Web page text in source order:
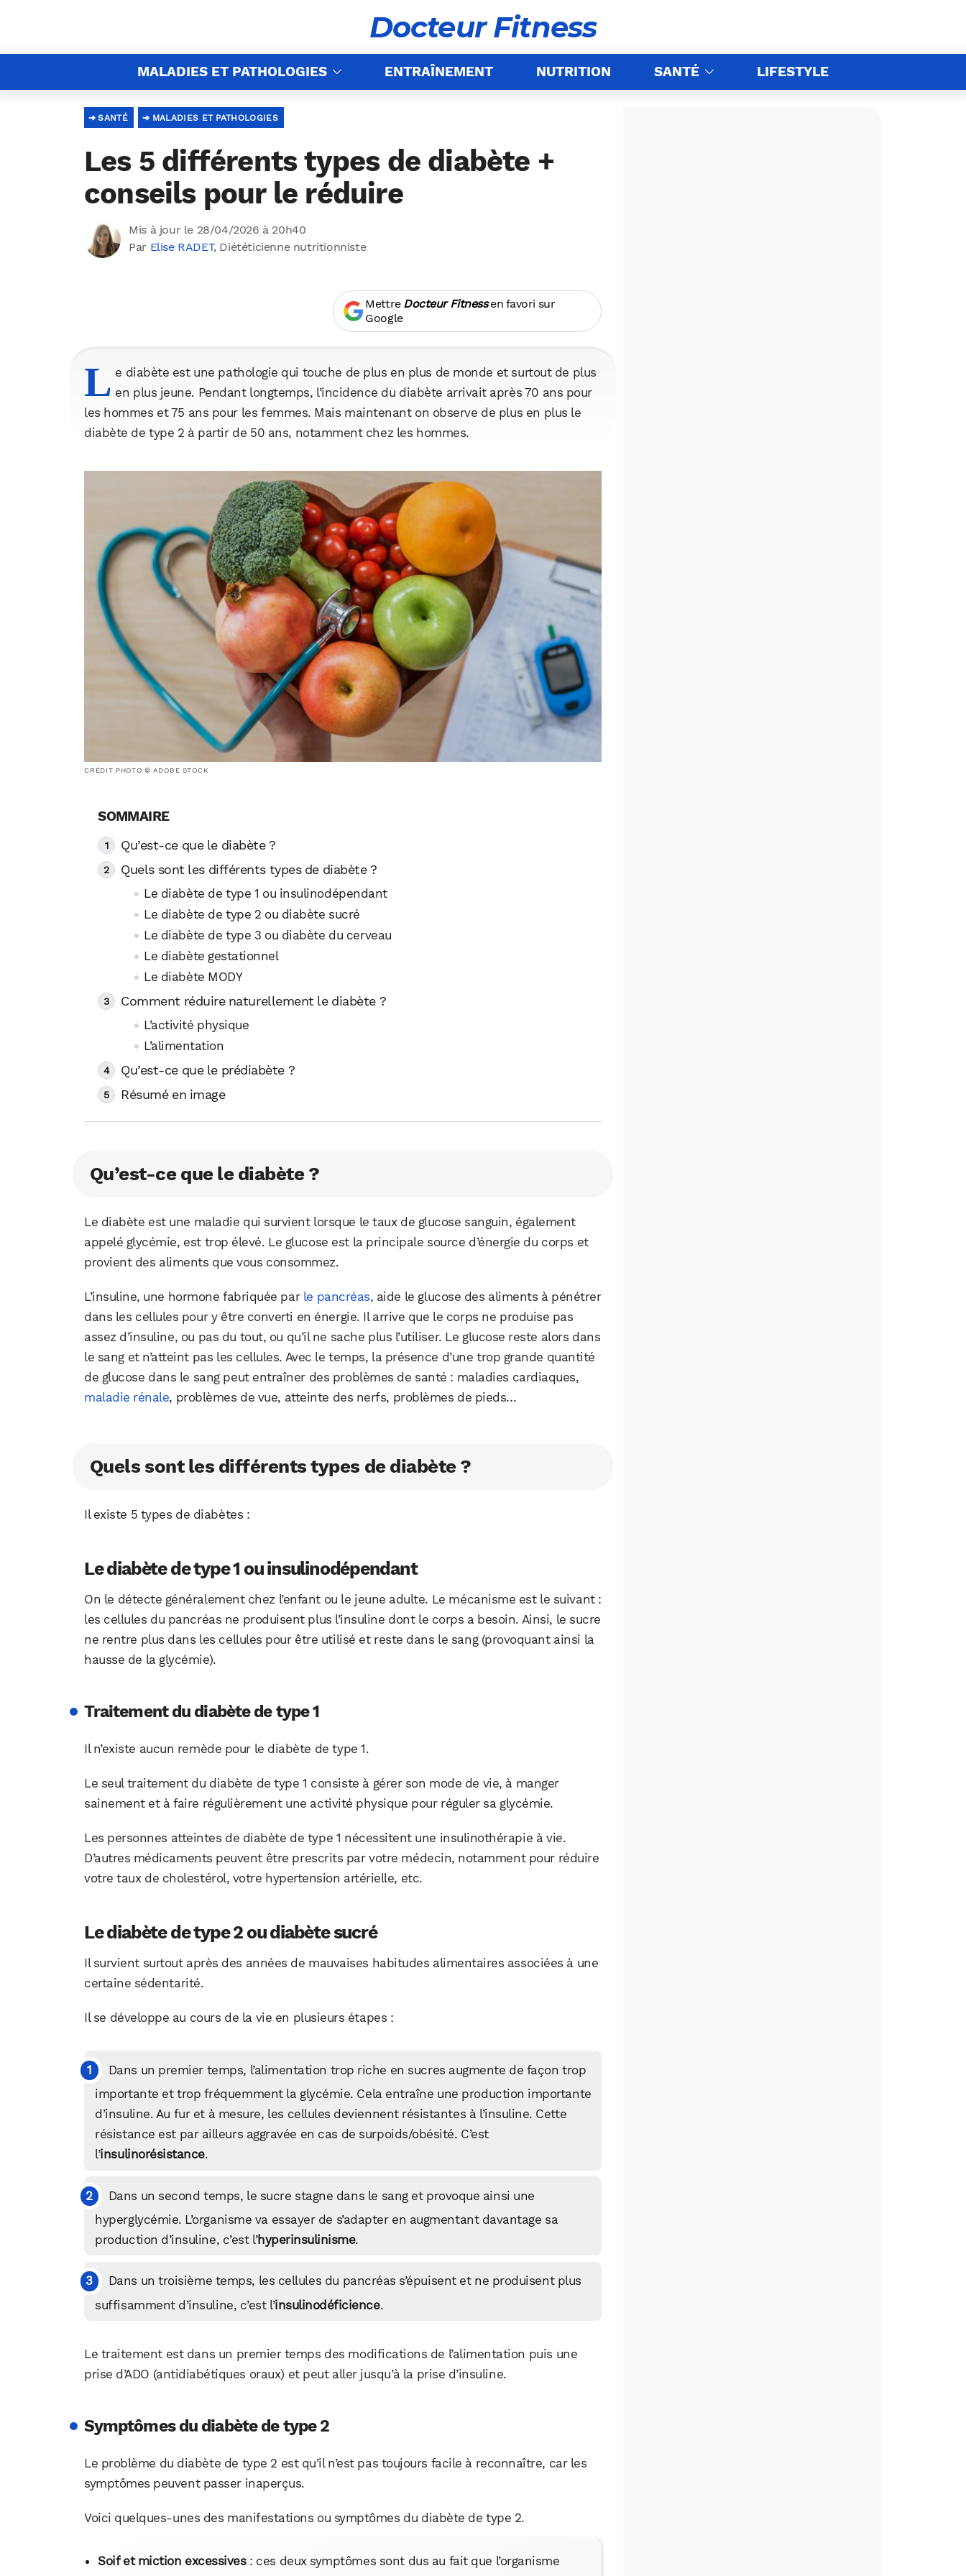
Docteur Fitness
MALADIES ET PATHOLOGIES ENTRAÎNEMENT NUTRITION SANTÉ LIFESTYLE
MALADIES ET PATHOLOGIES
SANTÉ
Les 5 différents types de diabète +
conseils pour le réduire
Mis à jour le 28/04/2026 à 20h40
Par Elise RADET, Diététicienne nutritionniste
Mettre Docteur Fitnessen favori sur
Google
L e diabète est une pathologie qui touche de plus en plus de monde et surtout de plus
en plus jeune. Pendant longtemps, l’incidence du diabète arrivait après 70 ans pour
les hommes et 75 ans pour les femmes. Mais maintenant on observe de plus en plus le
diabète de type 2 à partir de 50 ans, notamment chez les hommes.
CRÉDIT PHOTO © ADOBE STOCK
Qu’est-ce que le diabète ?
Quels sont les différents types de diabète ?
Le diabète de type 1 ou insulinodépendant
Le diabète de type 2 ou diabète sucré
Le diabète de type 3 ou diabète du cerveau
Le diabète gestationnel
Le diabète MODY
Comment réduire naturellement le diabète ?
L’activité physique
L’alimentation
Qu’est-ce que le prédiabète ?
Résumé en image
Qu’est-ce que le diabète ?
Le diabète est une maladie qui survient lorsque le taux de glucose sanguin, également
appelé glycémie, est trop élevé. Le glucose est la principale source d’énergie du corps et
provient des aliments que vous consommez.
L’insuline, une hormone fabriquée par le pancréas, aide le glucose des aliments à pénétrer
dans les cellules pour y être converti en énergie. Il arrive que le corps ne produise pas
assez d’insuline, ou pas du tout, ou qu’il ne sache plus l’utiliser. Le glucose reste alors dans
le sang et n’atteint pas les cellules. Avec le temps, la présence d’une trop grande quantité
de glucose dans le sang peut entraîner des problèmes de santé : maladies cardiaques,
maladie rénale, problèmes de vue, atteinte des nerfs, problèmes de pieds…
Quels sont les différents types de diabète ?
Il existe 5 types de diabètes :
Le diabète de type 1 ou insulinodépendant
On le détecte généralement chez l’enfant ou le jeune adulte. Le mécanisme est le suivant :
les cellules du pancréas ne produisent plus l’insuline dont le corps a besoin. Ainsi, le sucre
ne rentre plus dans les cellules pour être utilisé et reste dans le sang (provoquant ainsi la
hausse de la glycémie).
Traitement du diabète de type 1
Il n’existe aucun remède pour le diabète de type 1.
Le seul traitement du diabète de type 1 consiste à gérer son mode de vie, à manger
sainement et à faire régulièrement une activité physique pour réguler sa glycémie.
Les personnes atteintes de diabète de type 1 nécessitent une insulinothérapie à vie.
D’autres médicaments peuvent être prescrits par votre médecin, notamment pour réduire
votre taux de cholestérol, votre hypertension artérielle, etc.
Le diabète de type 2 ou diabète sucré
Il survient surtout après des années de mauvaises habitudes alimentaires associées à une
certaine sédentarité.
Il se développe au cours de la vie en plusieurs étapes :
Dans un premier temps, l’alimentation trop riche en sucres augmente de façon trop
importante et trop fréquemment la glycémie. Cela entraîne une production importante
d’insuline. Au fur et à mesure, les cellules deviennent résistantes à l’insuline. Cette
résistance est par ailleurs aggravée en cas de surpoids/obésité. C’est
l’insulinorésistance.
Dans un second temps, le sucre stagne dans le sang et provoque ainsi une
hyperglycémie. L’organisme va essayer de s’adapter en augmentant davantage sa
production d’insuline, c’est l’hyperinsulinisme.
Dans un troisième temps, les cellules du pancréas s’épuisent et ne produisent plus
suffisamment d’insuline, c’est l’insulinodéficience.
Le traitement est dans un premier temps des modifications de l’alimentation puis une
prise d’ADO (antidiabétiques oraux) et peut aller jusqu’à la prise d’insuline.
Symptômes du diabète de type 2
Le problème du diabète de type 2 est qu’il n’est pas toujours facile à reconnaître, car les
symptômes peuvent passer inaperçus.
Voici quelques-unes des manifestations ou symptômes du diabète de type 2.
Soif et miction excessives: ces deux symptômes sont dus au fait que l’organisme